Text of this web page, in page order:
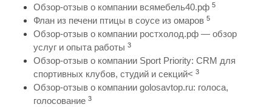
Обзор-отзыв о компании всямебель40.рф 5
Флан из печени птицы в соусе из омаров 5
Обзор-отзыв о компании ростхолод.рф — обзор
услуг и опыта работы 3
Обзор-отзыв о компании Sport Priority: CRM для
спортивных клубов, студий и секций< 3
Обзор-отзыв о компании golosavtop.ru: голоса,
голосование 3